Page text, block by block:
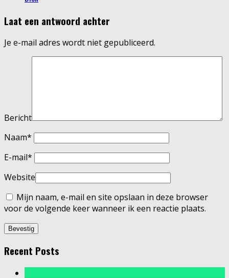
Laat een antwoord achter
Je e-mail adres wordt niet gepubliceerd.
Bericht
Naam*
E-mail*
Website
Mijn naam, e-mail en site opslaan in deze browser
voor de volgende keer wanneer ik een reactie plaats.
Recent Posts